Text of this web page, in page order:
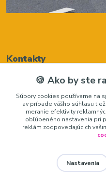
Kontakty
+421948050205
(Po-Pia, 8-16 hod.)
🍪 Ako by ste
Súbory cookies používame na
av prípade vášho súhlasu
meranie efektivity
obľúbeného nastavenia pri
reklám zodpovedajúcich
Nastavenia